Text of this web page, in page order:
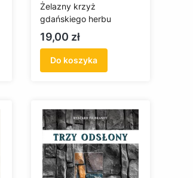
Żelazny krzyż
gdańskiego herbu
Cena
19,00 zł
Do koszyka